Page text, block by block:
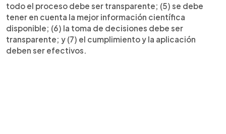
todo el proceso debe ser transparente; (5) se debe
tener en cuenta la mejor información científica
disponible; (6) la toma de decisiones debe ser
transparente; y (7) el cumplimiento y la aplicación
deben ser efectivos.